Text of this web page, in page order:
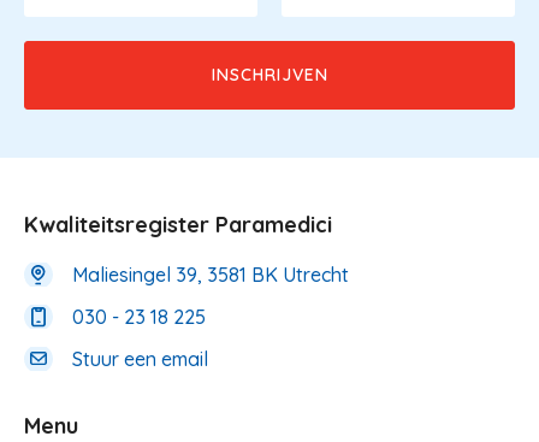
Kwaliteitsregister Paramedici
Maliesingel 39, 3581 BK Utrecht
030 - 23 18 225
Stuur een email
Menu